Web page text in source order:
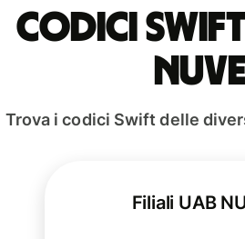
Codici Swift
NUVEI
Trova i codici Swift delle
Filiali UAB